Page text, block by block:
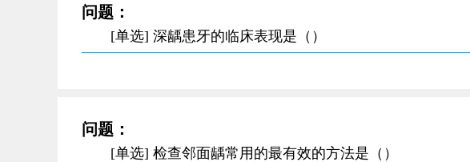
问题：
[单选] 深龋患牙的临床表现是（）
问题：
[单选] 检查邻面龋常用的最有效的方法是（）